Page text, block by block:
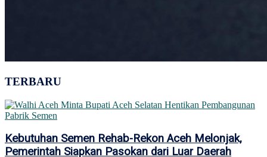
TERBARU
Kebutuhan Semen Rehab-Rekon Aceh Melonjak,
Pemerintah Siapkan Pasokan dari Luar Daerah